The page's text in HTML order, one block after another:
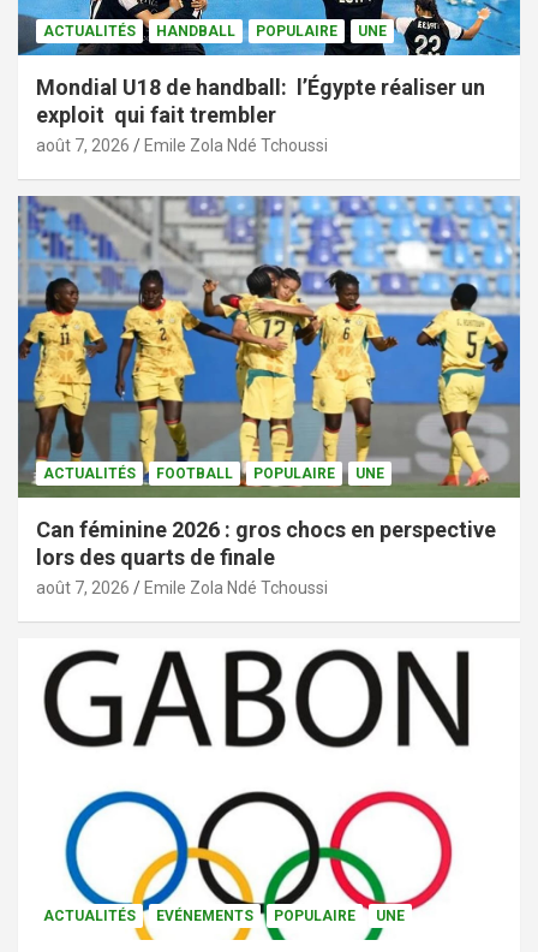
ACTUALITÉS HANDBALL POPULAIRE UNE
Mondial U18 de handball: l’Égypte réaliser un
exploit qui fait trembler
août 7, 2026 Emile Zola Ndé Tchoussi
ACTUALITÉS FOOTBALL POPULAIRE UNE
Can féminine 2026 : gros chocs en perspective
lors des quarts de finale
août 7, 2026 Emile Zola Ndé Tchoussi
ACTUALITÉS EVÉNEMENTS POPULAIRE UNE